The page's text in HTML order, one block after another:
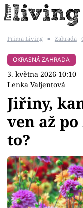
BYDLENÍ SLAVNÝCH
Témata
Bydlení
Zahrada
Design
Prima Living ■ Zahrada
OKRASNÁ ZAHRADA
3. května 2026 10:10
Lenka Valjentová
Jiřiny,
ven až
to?